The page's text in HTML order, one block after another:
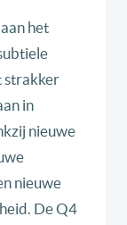
het
strakker
in
nieuwe
nieuwe
De Q4